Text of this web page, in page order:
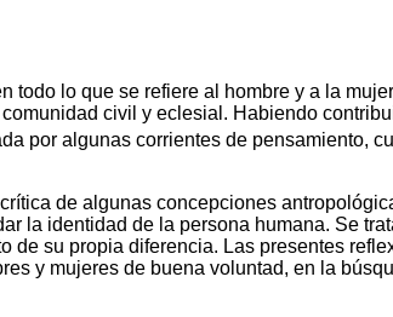
lo que se refiere al hombre y a la
civil y eclesial. Habiendo
por algunas corrientes de pensamiento,
de algunas concepciones
la identidad de la persona humana. Se
su propia diferencia. Las presentes
y mujeres de buena voluntad, en la